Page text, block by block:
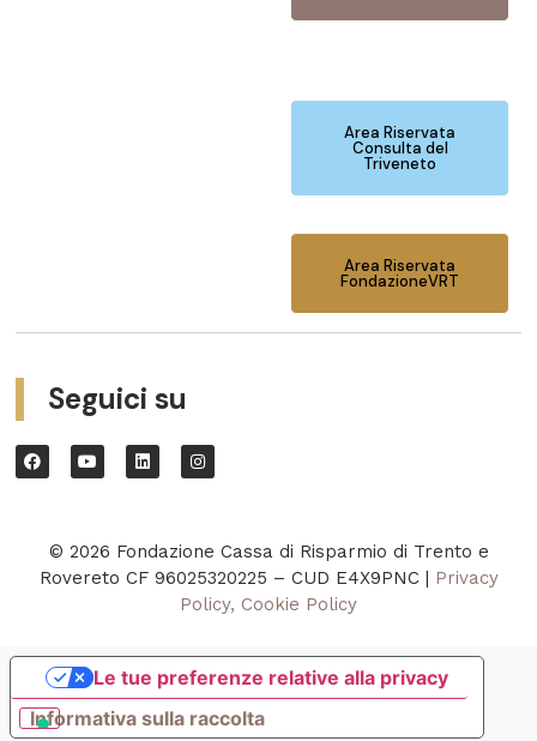
Area Riservata
Consulta del
Triveneto
Area Riservata
FondazioneVRT
Seguici su
© 2026 Fondazione Cassa di Risparmio di Trento e
Rovereto CF 96025320225 – CUD E4X9PNC | Privacy
Policy, Cookie Policy
Informativa sulla raccolta
Le tue preferenze relative alla privacy